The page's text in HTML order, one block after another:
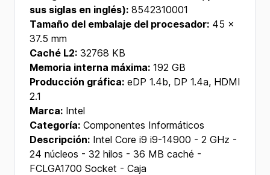
sus siglas en inglés): 8542310001
Tamaño del embalaje del procesador: 45 x
37.5 mm
Caché L2: 32768 KB
Memoria interna máxima: 192 GB
Producción gráfica: eDP 1.4b, DP 1.4a, HDMI
2.1
Marca: Intel
Categoría: Componentes Informáticos
Descripción: Intel Core i9 i9-14900 - 2 GHz -
24 núcleos - 32 hilos - 36 MB caché -
FCLGA1700 Socket - Caja